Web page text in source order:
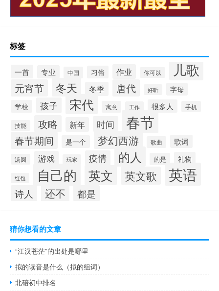
标签
一首 专业 中国 习俗 作业 你可以 儿歌
元宵节 冬天 冬季 唐代 好听
字母
学校
孩子 宋代 寓意 工作 很多人 手机
技能 攻略 新年 时间 春节
春节期间 是一个 梦幻西游 歌曲 歌词
汤圆 游戏 玩家 疫情 的人 的是 礼物
红包 自己的 英文 英文歌 英语
诗人 还不 都是
猜你想看的文章
“江汉苍茫”的出处是哪里
拟的读音是什么（拟的组词）
北碚初中排名